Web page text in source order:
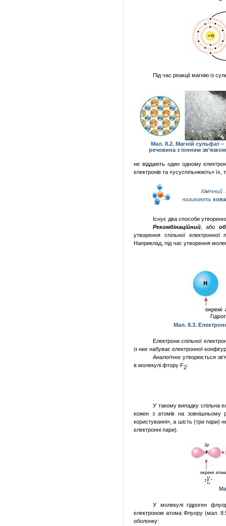
Під час реакції магнію із
Мал. 8.2. Магній сульфат –
речовина з іонним зв’язком
не віддають один одному
електронів та «усуспільнюють» їх,
називають
Існує два способи
Рекомбінаційний, або
утворення спільної
Наприклад, під час утворення
Мал. 8.3.
Електрони спільної
із них набуває електронної
Аналогічно утворюється
в молекулі фтору F2:
У такому випадку спільна
кожен з атомів на зовнішньому
користуванні», а шість (три пари)
електронні пари).
У молекулі гідроген
електроном атома Флуору (мал.
оболонку: